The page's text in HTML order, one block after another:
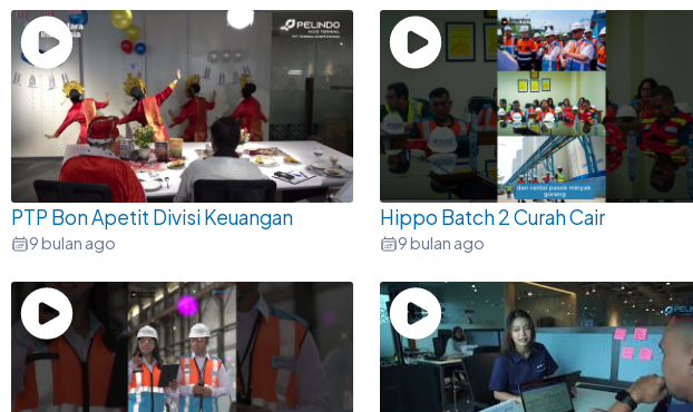
PTP Bon Apetit Divisi Keuangan
9 bulan ago
Hippo Batch 2 Curah Cair
9 bulan ago